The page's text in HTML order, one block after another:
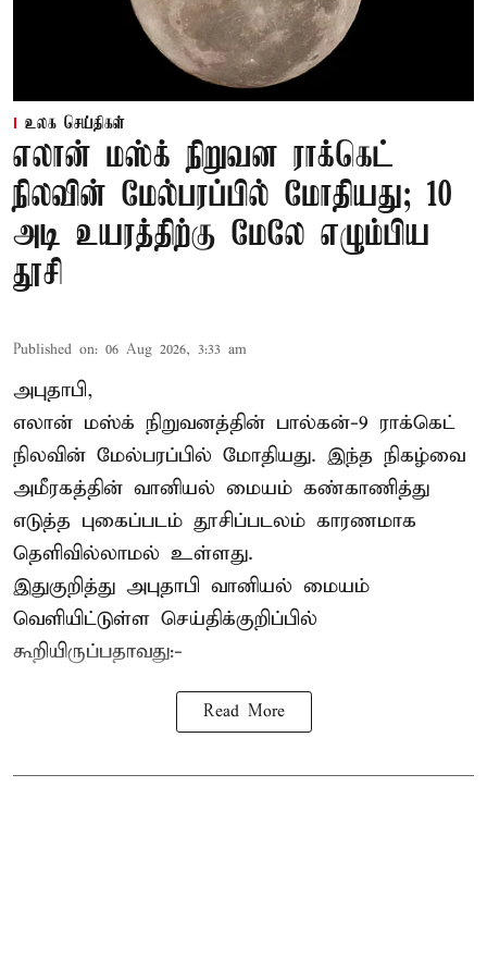
உலக செய்திகள்
எலான் மஸ்க் நிறுவன ராக்கெட்
நிலவின் மேல்பரப்பில் மோதியது; 10
அடி உயரத்திற்கு மேலே எழும்பிய
தூசி
Published on: 06 Aug 2026, 3:33 am
அபுதாபி,
எலான் மஸ்க் நிறுவனத்தின் பால்கன்-9 ராக்கெட்
நிலவின் மேல்பரப்பில் மோதியது. இந்த நிகழ்வை
அமீரகத்தின் வானியல் மையம் கண்காணித்து
எடுத்த புகைப்படம் தூசிப்படலம் காரணமாக
தெளிவில்லாமல் உள்ளது.
இதுகுறித்து அபுதாபி வானியல் மையம்
வெளியிட்டுள்ள செய்திக்குறிப்பில்
கூறியிருப்பதாவது:-
Read More